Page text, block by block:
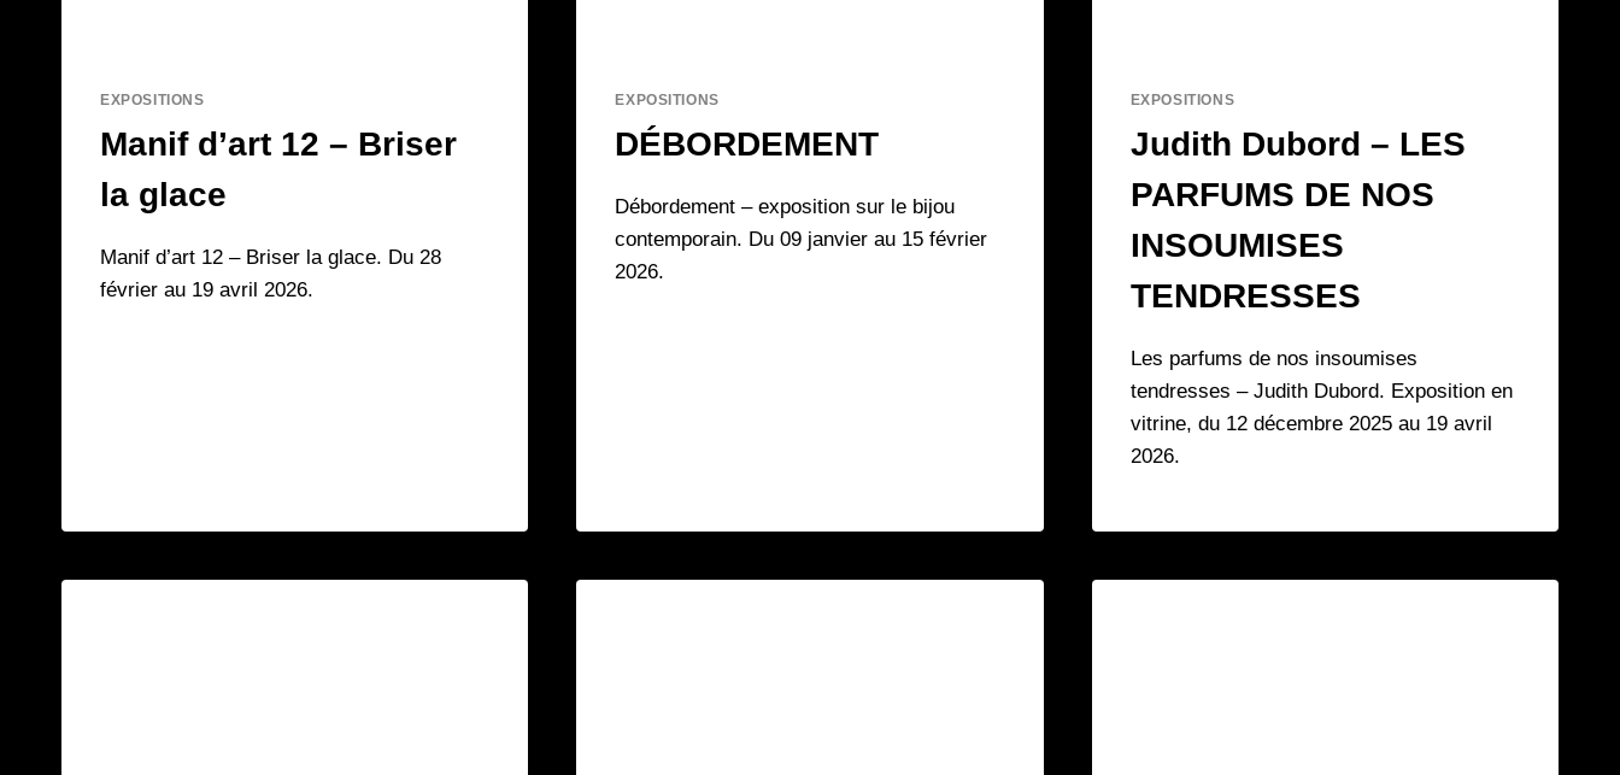
EXPOSITIONS
Manif d’art 12 – Briser
la glace
Manif d’art 12 – Briser la glace. Du 28
février au 19 avril 2026.
EXPOSITIONS
DÉBORDEMENT
Débordement – exposition sur le bijou
contemporain. Du 09 janvier au 15 février
2026.
EXPOSITIONS
Judith Dubord – LES
PARFUMS DE NOS
INSOUMISES
TENDRESSES
Les parfums de nos insoumises
tendresses – Judith Dubord. Exposition en
vitrine, du 12 décembre 2025 au 19 avril
2026.